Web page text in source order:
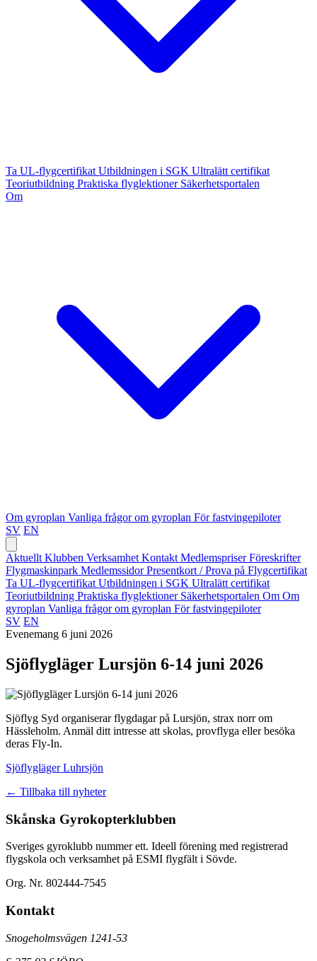
Ta UL-flygcertifikat Utbildningen i SGK Ultralätt certifikat
Teoriutbildning Praktiska flyglektioner Säkerhetsportalen
Om
Om gyroplan Vanliga frågor om gyroplan För fastvingepiloter
SV EN
Aktuellt Klubben Verksamhet Kontakt MedlemspriserFöreskrifter
Flygmaskinpark MedlemssidorPresentkort / Prova på Flygcertifikat
Ta UL-flygcertifikat Utbildningen i SGK Ultralätt certifikat
Teoriutbildning Praktiska flyglektioner Säkerhetsportalen Om Om
gyroplan Vanliga frågor om gyroplan För fastvingepiloter
SV EN
Evenemang 6 juni 2026
Sjöflygläger Lursjön 6-14 juni 2026
Sjöflyg Syd organiserar flygdagar på Lursjön, strax norr om
Hässleholm. Anmäl ditt intresse att skolas, provflyga eller besöka
deras Fly-In.
Sjöflygläger Luhrsjön
← Tillbaka till nyheter
Skånska Gyrokopterklubben
Sveriges gyroklubb nummer ett. Ideell förening med registrerad
flygskola och verksamhet på ESMI flygfält i Sövde.
Org. Nr. 802444-7545
Kontakt
Snogeholmsvägen 1241-53